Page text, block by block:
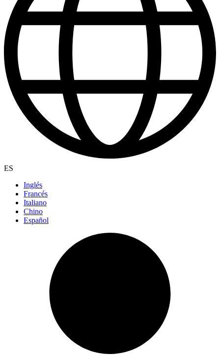
ES
Inglés
Francés
Italiano
Chino
Español